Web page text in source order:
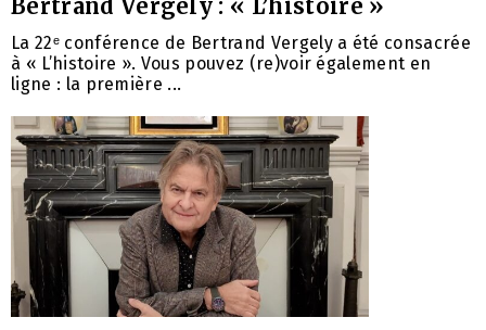
Bertrand Vergely : « L’histoire »
La 22ᵉ conférence de Bertrand Vergely a été consacrée
à « L’histoire ». Vous pouvez (re)voir également en
ligne : la première ...